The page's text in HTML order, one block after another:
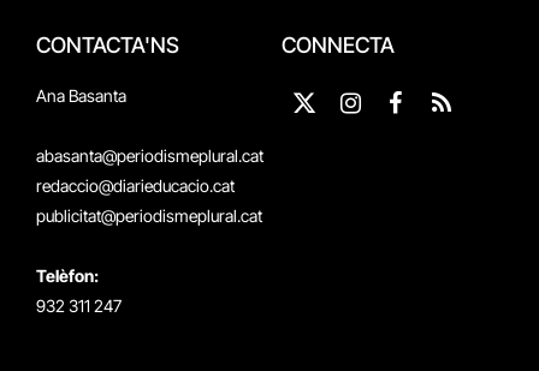
CONTACTA'NS
Ana Basanta
abasanta@periodismeplural.cat
redaccio@diarieducacio.cat
publicitat@periodismeplural.cat
Telèfon:
932 311 247
CONNECTA
X
Instagram
Facebook
RSS